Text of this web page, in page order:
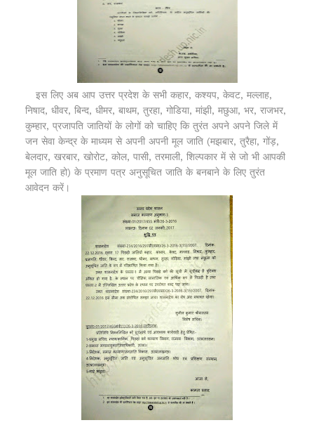
इस लिए अब आप उत्तर प्रदेश के सभी कहार, कश्यप, केवट, मल्लाह,
निषाद, धीवर, बिन्द, धीमर, बाथम, तुरहा, गोडिया, मांझी, मछुआ, भर, राजभर,
कुम्हार, प्रजापति जातियों के लोगों को चाहिए कि तुरंत अपने अपने जिले में
जन सेवा केन्द्र के माध्यम से अपनी अपनी मूल जाति (मझबार, तुरैहा, गोंड़,
बेलदार, खरबार, खोरोट, कोल, पासी, तरमाली, शिल्पकार में से जो भी आपकी
मूल जाति हो) के प्रमाण पत्र अनुसूचित जाति के बनबाने के लिए तुरंत
आवेदन करें।